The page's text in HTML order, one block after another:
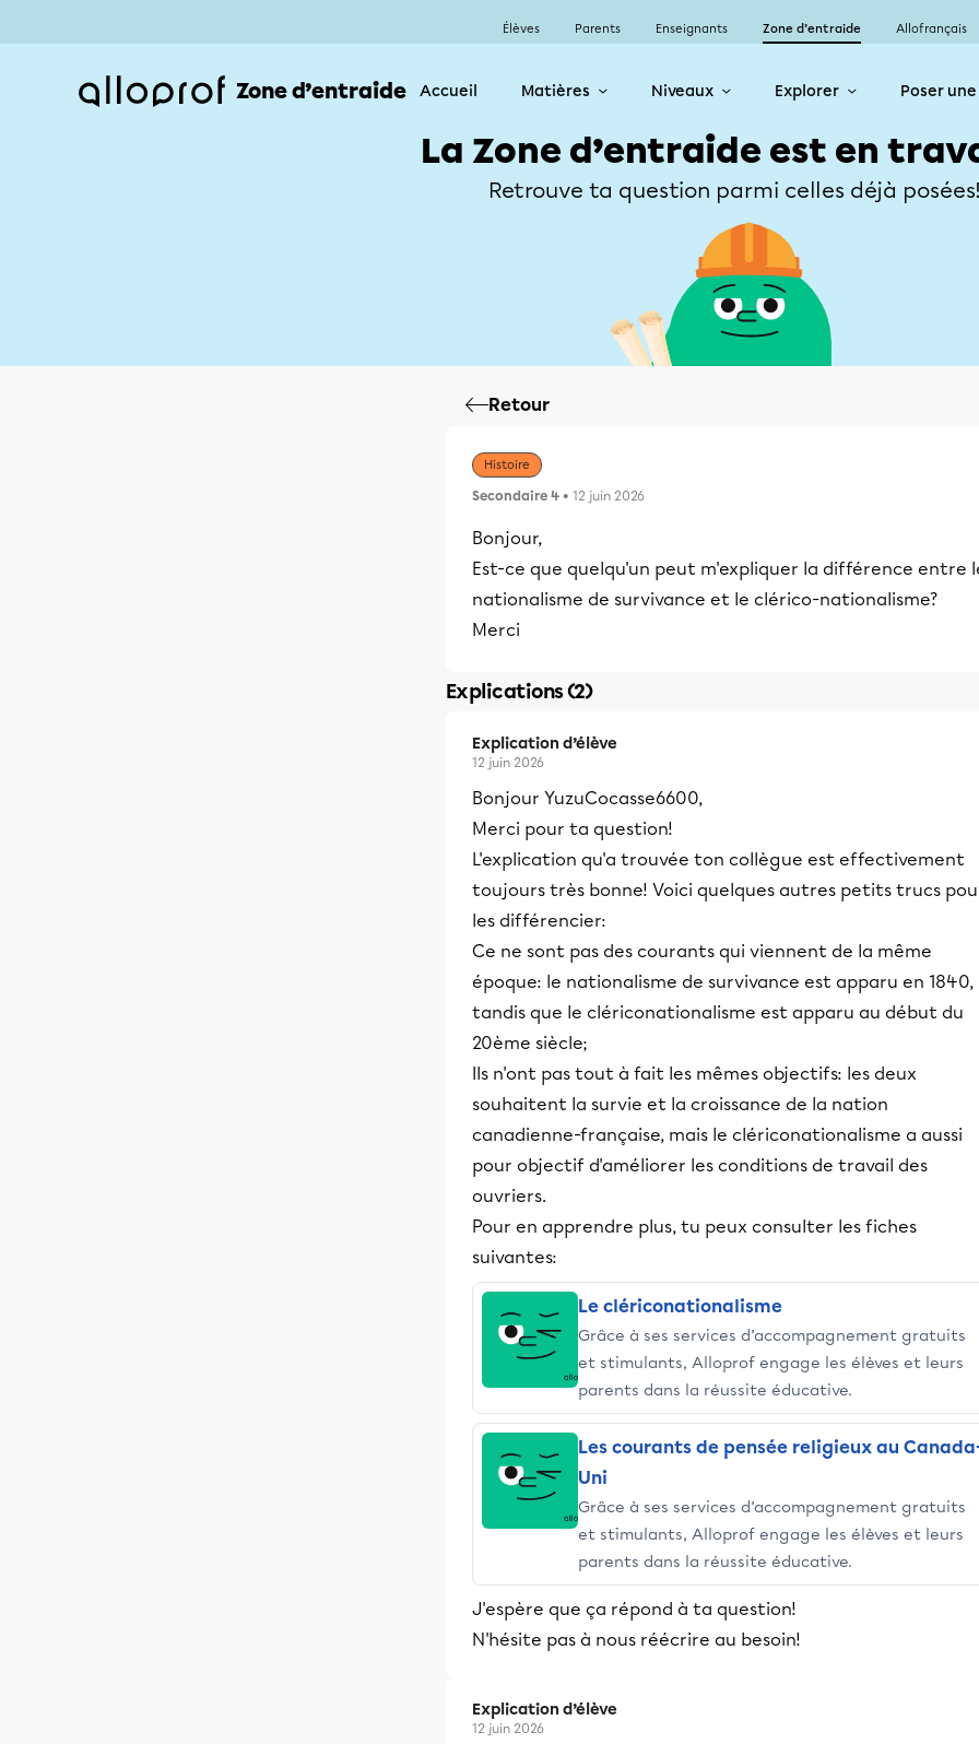
Élèves Parents Enseignants Zone d’entraide Allofrançais
Zone d’entraide Accueil Matières Niveaux Explorer Poser
La Zone d’entraide est en
Retrouve ta question parmi celles déjà
Retour
Histoire
Secondaire 4 • 12 juin 2026
Bonjour,
Est-ce que quelqu'un peut m'expliquer la différence entre
nationalisme de survivance et le clérico-nationalisme?
Merci
Explications (2)
Explication d’élève
12 juin 2026
Bonjour YuzuCocasse6600,
Merci pour ta question!
L'explication qu'a trouvée ton collègue est effectivement
toujours très bonne! Voici quelques autres petits trucs
les différencier:
Ce ne sont pas des courants qui viennent de la même
époque: le nationalisme de survivance est apparu en 1840,
tandis que le clériconationalisme est apparu au début du
20ème siècle;
Ils n'ont pas tout à fait les mêmes objectifs: les deux
souhaitent la survie et la croissance de la nation
canadienne-française, mais le clériconationalisme a aussi
pour objectif d'améliorer les conditions de travail des
ouvriers.
Pour en apprendre plus, tu peux consulter les fiches
suivantes:
Le clériconationalisme
Grâce à ses services d’accompagnement gratuits
et stimulants, Alloprof engage les élèves et leurs
parents dans la réussite éducative.
Les courants de pensée religieux au
Uni
Grâce à ses services d’accompagnement gratuits
et stimulants, Alloprof engage les élèves et leurs
parents dans la réussite éducative.
J'espère que ça répond à ta question!
N'hésite pas à nous réécrire au besoin!
Explication d’élève
12 juin 2026